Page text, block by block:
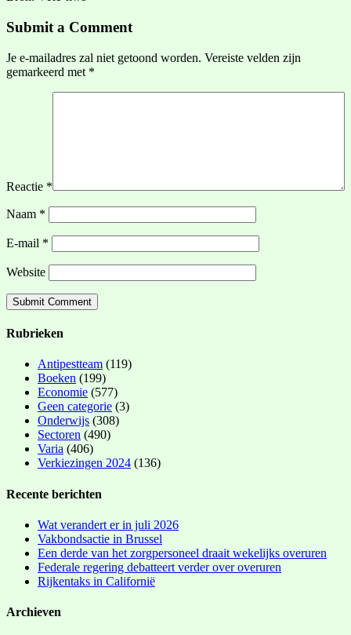
Submit a Comment
Je e-mailadres zal niet getoond worden. Vereiste velden zijn
gemarkeerd met *
Reactie *
Naam *
E-mail *
Website
Rubrieken
Antipestteam (119)
Boeken (199)
Economie (577)
Geen categorie (3)
Onderwijs (308)
Sectoren (490)
Varia (406)
Verkiezingen 2024 (136)
Recente berichten
Wat verandert er in juli 2026
Vakbondsactie in Brussel
Een derde van het zorgpersoneel draait wekelijks overuren
Federale regering debatteert verder over overuren
Rijkentaks in Californië
Archieven